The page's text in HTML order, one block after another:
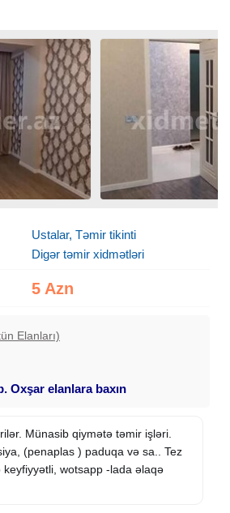
Ustalar, Təmir tikinti
Digər təmir xidmətləri
5 Azn
Elanları)
Oxşar elanlara baxın
Münasib qiymətə təmir işləri.
(penaplas ) paduqa və sa.. Tez
wotsapp -lada əlaqə